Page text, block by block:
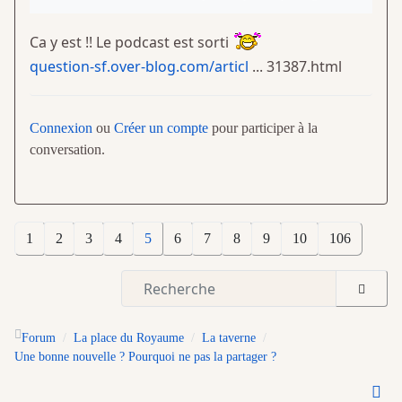
Ca y est !! Le podcast est sorti
question-sf.over-blog.com/articl ... 31387.html
Connexion ou Créer un compte pour participer à la
conversation.
1 2 3 4 5 6 7 8 9 10 106
Forum La place du Royaume
La taverne
Une bonne nouvelle ? Pourquoi ne pas la partager ?